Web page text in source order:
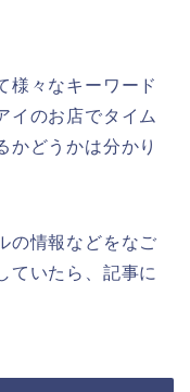
様々なキーワード
イのお店でタイム
かどうかは分かり
の情報などをなご
ていたら、記事に